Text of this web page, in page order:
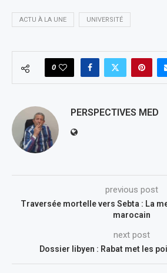
ACTU À LA UNE UNIVERSITÉ
0
PERSPECTIVES MED
previous post
Traversée mortelle vers Sebta : La
marocain
next post
Dossier libyen : Rabat met les